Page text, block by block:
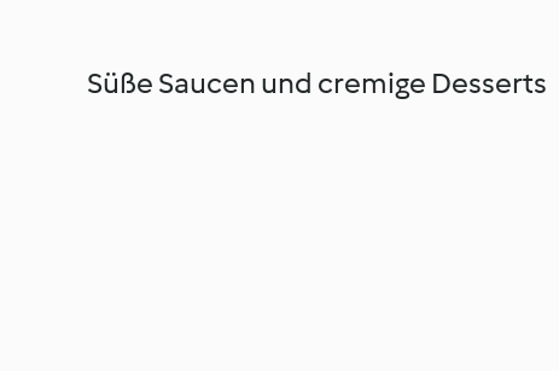
Süße Saucen und cremige Desserts